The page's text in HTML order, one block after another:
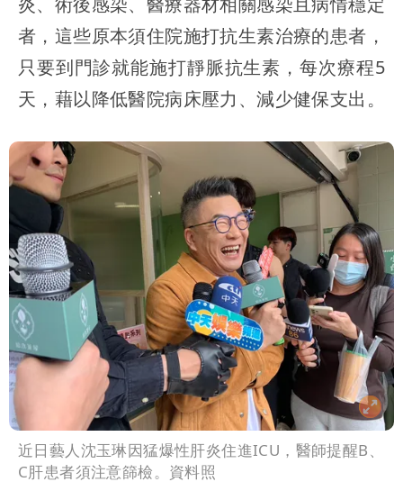
者，這些原本須住院施打抗生素治療的患者，
只要到門診就能施打靜脈抗生素，每次療程5
天，藉以降低醫院病床壓力、減少健保支出。
近日藝人沈玉琳因猛爆性肝炎住進ICU，醫師提醒B、
C肝患者須注意篩檢。資料照